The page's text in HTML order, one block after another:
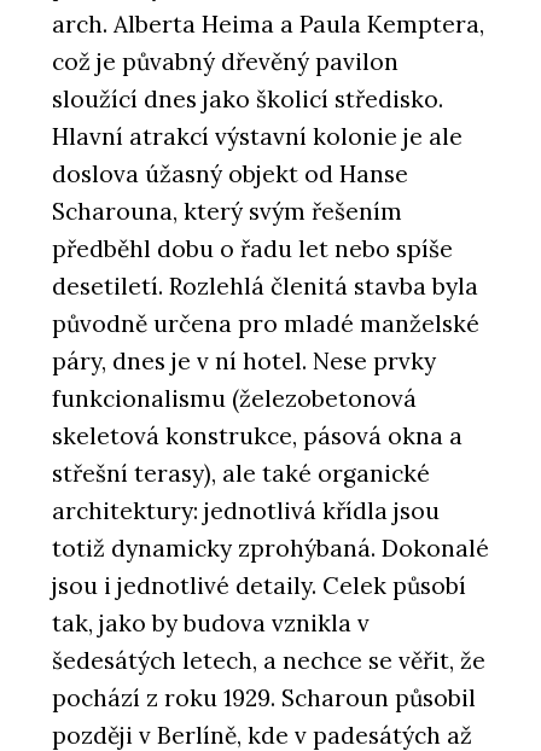
arch. Alberta Heima a Paula Kemptera,
což je půvabný dřevěný pavilon
sloužící dnes jako školicí středisko.
Hlavní atrakcí výstavní kolonie je ale
doslova úžasný objekt od Hanse
Scharouna, který svým řešením
předběhl dobu o řadu let nebo spíše
desetiletí. Rozlehlá členitá stavba byla
původně určena pro mladé manželské
páry, dnes je v ní hotel. Nese prvky
funkcionalismu (železobetonová
skeletová konstrukce, pásová okna a
střešní terasy), ale také organické
architektury: jednotlivá křídla jsou
totiž dynamicky zprohýbaná. Dokonalé
jsou i jednotlivé detaily. Celek působí
tak, jako by budova vznikla v
šedesátých letech, a nechce se věřit, že
pochází z roku 1929. Scharoun působil
později v Berlíně, kde v padesátých až